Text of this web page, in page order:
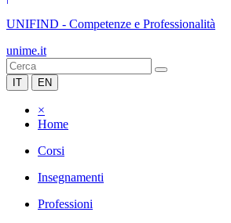
UNIFIND - Competenze e Professionalità
unime.it
IT EN
×
Home
Corsi
Insegnamenti
Professioni